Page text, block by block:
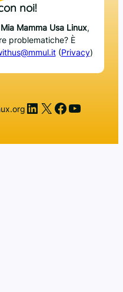
noi!
Mia Mamma Usa Linux,
problematiche? È
(Privacy)
LinkedIn
X Facebook